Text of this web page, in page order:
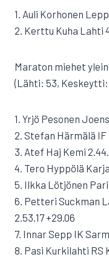
1. Auli Korhonen
2. Kerttu Kuha Lahti
Maraton miehet
(Lähti: 53,
1. Yrjö Pesonen
2. Stefan Härmälä IF
3. Atef Haj Kemi
4. Tero Hyppölä
5. Ilkka Lötjönen
6. Petteri Suckman
2.53.17 +29.06
7. Innar Sepp IK
8. Pasi Kurkilahti RS